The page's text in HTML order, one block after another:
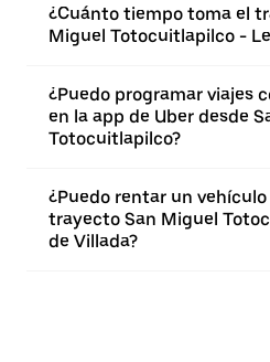
¿Cuánto tiempo toma el
Miguel Totocuitlapilco -
¿Puedo programar viajes
en la app de Uber desde
Totocuitlapilco?
¿Puedo rentar un
trayecto San Miguel
de Villada?